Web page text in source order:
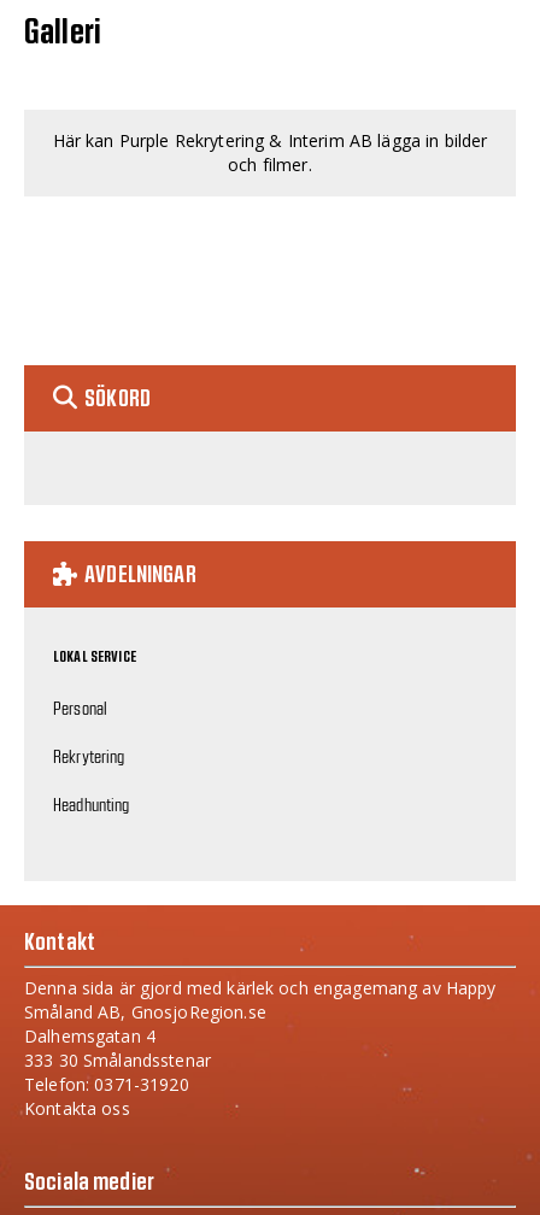
Galleri
Här kan Purple Rekrytering & Interim AB lägga in bilder
och filmer.
SÖKORD
AVDELNINGAR
LOKAL SERVICE
Personal
Rekrytering
Headhunting
Kontakt
Denna sida är gjord med kärlek och engagemang av Happy
Småland AB, GnosjoRegion.se
Dalhemsgatan 4
333 30 Smålandsstenar
Telefon: 0371-31920
Kontakta oss
Sociala medier